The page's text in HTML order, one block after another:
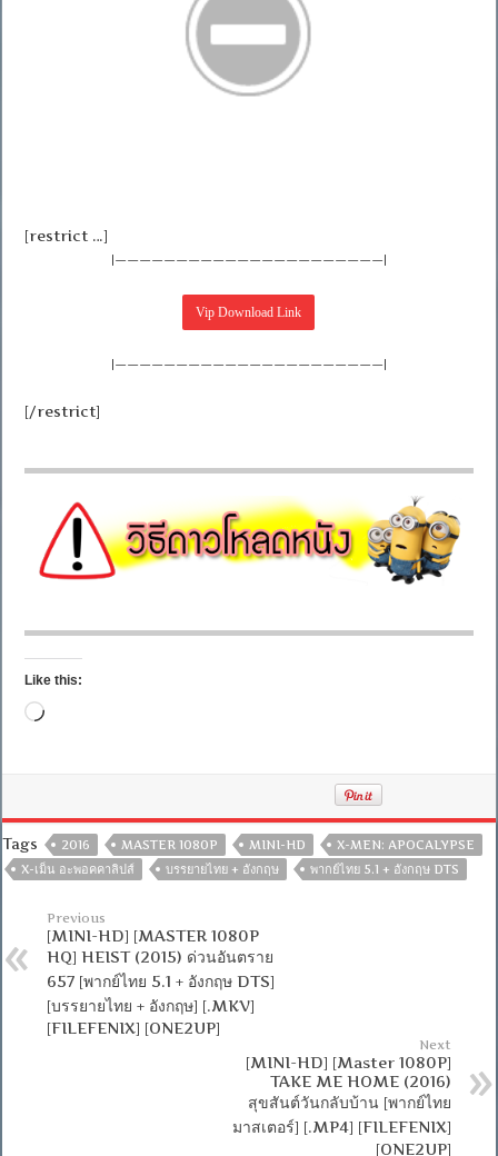
[restrict …]
|——————————————————————|
|——————————————————————|
[/restrict]
Like this:
Loading…
Tags 2016 MASTER 1080P MINI-HD
X-MEN: APOCALYPSE
X-เม็น อะพอคคาลิปส์
บรรยายไทย + อังกฤษ พากย์ไทย 5.1 + อังกฤษ DTS
Previous
[MINI-HD] [MASTER 1080P
HQ] HEIST (2015) ด่วนอันตราย
657 [พากย์ไทย 5.1 + อังกฤษ DTS]
[บรรยายไทย + อังกฤษ] [.MKV]
[FILEFENIX] [ONE2UP]
Next
[MINI-HD] [Master 1080P]
TAKE ME HOME (2016)
สุขสันต์วันกลับบ้าน [พากย์ไทย
มาสเตอร์] [.MP4] [FILEFENIX]
[ONE2UP]